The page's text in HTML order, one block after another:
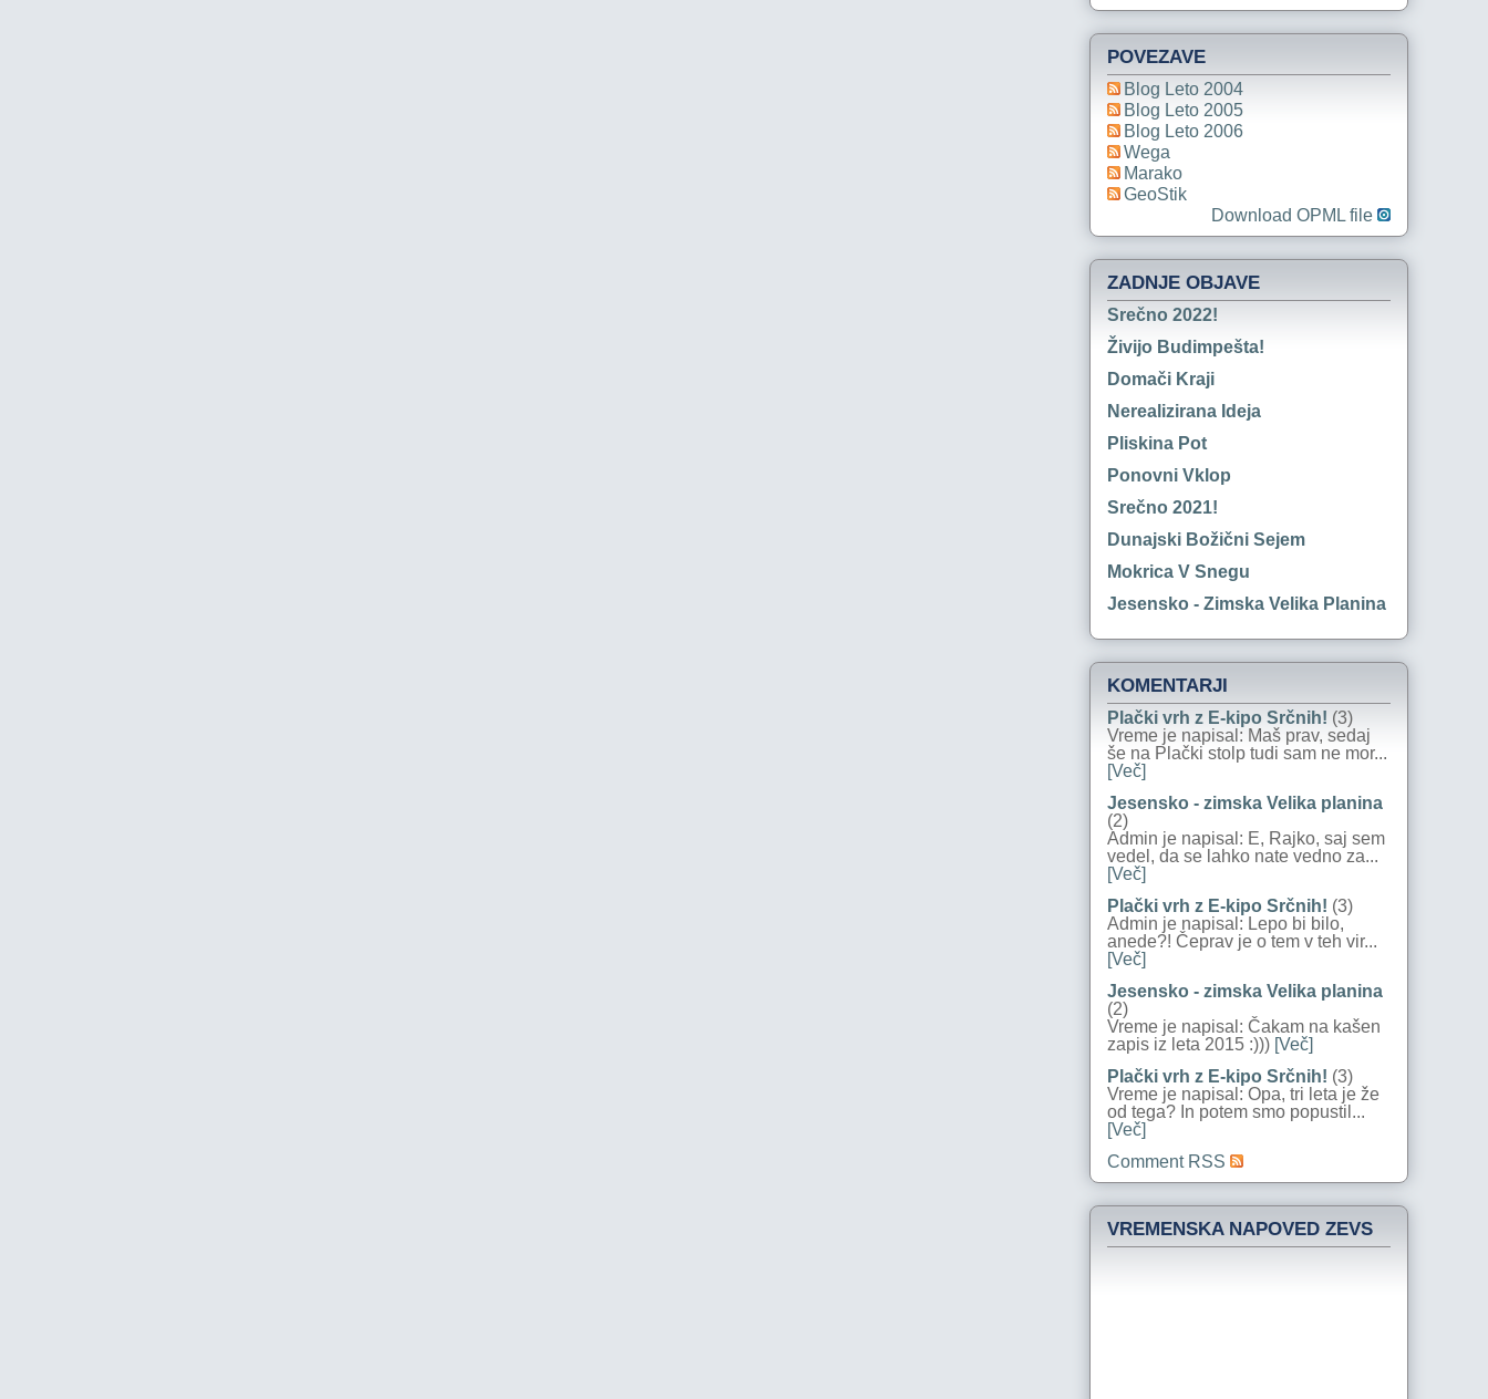
POVEZAVE
Blog Leto 2004
Blog Leto 2005
Blog Leto 2006
Wega
Marako
GeoStik
Download OPML file
ZADNJE OBJAVE
Srečno 2022!
Živijo Budimpešta!
Domači Kraji
Nerealizirana Ideja
Pliskina Pot
Ponovni Vklop
Srečno 2021!
Dunajski Božični Sejem
Mokrica V Snegu
Jesensko - Zimska Velika Planina
KOMENTARJI
Plački vrh z E-kipo Srčnih! (3)
Vreme je napisal: Maš prav, sedaj
še na Plački stolp tudi sam ne mor...
[Več]
Jesensko - zimska Velika planina
(2)
Admin je napisal: E, Rajko, saj sem
vedel, da se lahko nate vedno za...
[Več]
Plački vrh z E-kipo Srčnih! (3)
Admin je napisal: Lepo bi bilo,
anede?! Čeprav je o tem v teh vir...
[Več]
Jesensko - zimska Velika planina
(2)
Vreme je napisal: Čakam na kašen
zapis iz leta 2015 :))) [Več]
Plački vrh z E-kipo Srčnih! (3)
Vreme je napisal: Opa, tri leta je že
od tega? In potem smo popustil...
[Več]
Comment RSS
VREMENSKA NAPOVED ZEVS